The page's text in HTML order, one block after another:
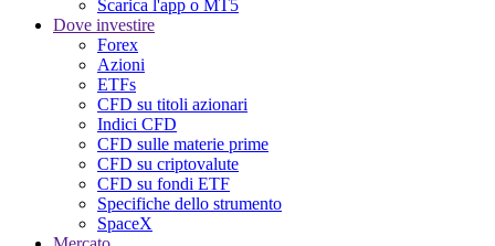
Scarica l'app o MT5
Dove investire
Forex
Azioni
ETFs
CFD su titoli azionari
Indici CFD
CFD sulle materie prime
CFD su criptovalute
CFD su fondi ETF
Specifiche dello strumento
SpaceX